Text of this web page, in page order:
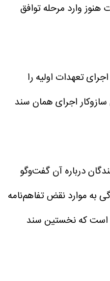
مذاکرات هنوز وارد مرحله توافق
تعهدات اولیه را
مذاکرات صرف تعیین سازوکار اجرای همان سند
درباره آن گفت‌وگو
به موارد نقض تفاهم‌نامه
است که نخستین سند